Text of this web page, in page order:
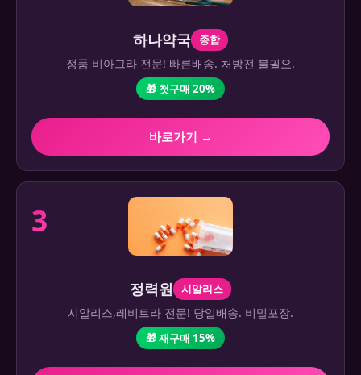
하나약국 종합
정품 비아그라 전문! 빠른배송. 처방전 불필요.
🎁 첫구매 20%
바로가기 →
3
정력원 시알리스
시알리스,레비트라 전문! 당일배송. 비밀포장.
🎁 재구매 15%